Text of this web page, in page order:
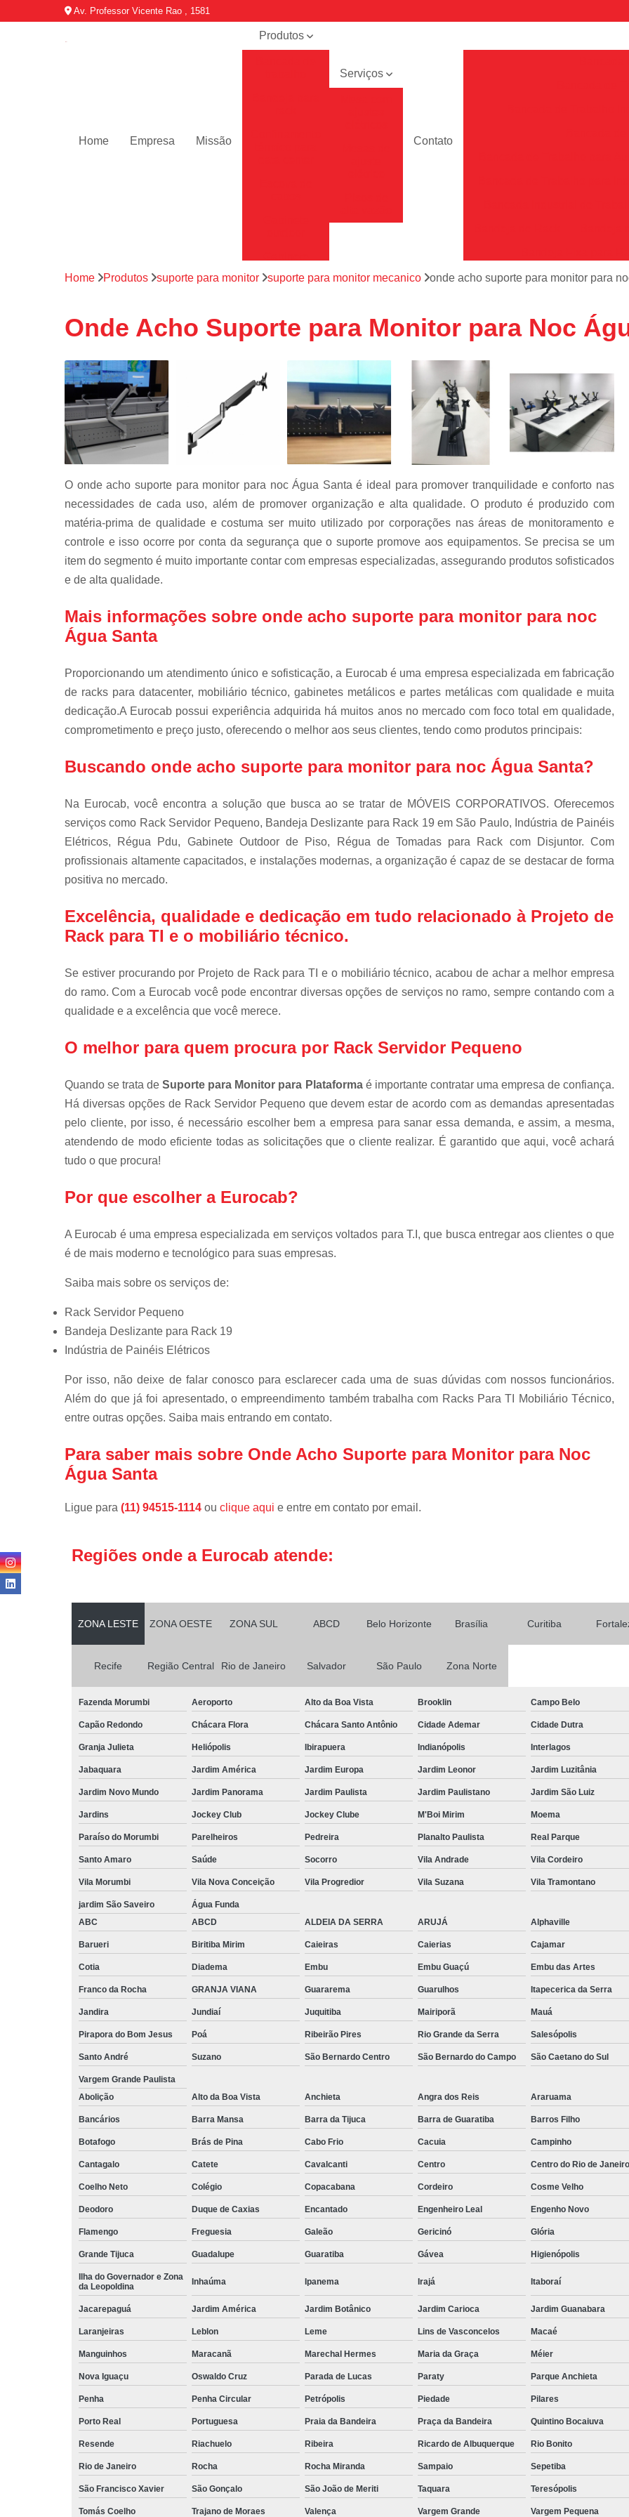
Av. Professor Vicente Rao , 1581
Home Empresa Missão
Produtos
Mobiliário
Rack para
servidor
Racks para
data center
Régua de
tomadas
Régua pdu
Suporte para
Serviços
Contato
Bandeja para
Bandeja Rack 19
Confinamento
Confinamento
Confinamento
Confinamento
Confinamento
Confinamento
Confinamento
Confinamento
Confinamento
Confinamento
Confinamento
Escova
Escova de
Escova de
Escova
Escova para Passagem
Escova Passa Cabos Inteiriça
Escova Passa Cabos
Gabinete
Gabinete Outdoor com
Gabinete Outdoor
Gabinete Outdoor
Gabinete
Gabinete Telecom
Gabinete Telecom Parede
Mdc Mini Data Center
Mini Data Center Ti
Mobiliário
Mobiliário
Mobiliário
Rack Servidor Refrigerado
Rack Data Center
Rack Metálico de Data
Rack Metálico
Rack Servidor Data
Régua de 8
Régua de Tomadas 32
Régua de
Régua de Tomadas
Pdu Régua de
Régua Pdu Gerenciável
Régua Pdu Nacional
Régua Tomada Pdu
Suporte para Monitor
Suporte para Monitor
Suporte para
Suporte para
Suporte para Monitor para
Suporte para Monitor para
Home Produtos suporte para monitor suporte para monitor mecanico onde acho suporte para monitor para
Onde Acho Suporte para Monitor para Noc
O onde acho suporte para monitor para noc Água Santa é ideal para promover tranquilidade e conforto nas
necessidades de cada uso, além de promover organização e alta qualidade. O produto é produzido com
matéria-prima de qualidade e costuma ser muito utilizado por corporações nas áreas de monitoramento e
controle e isso ocorre por conta da segurança que o suporte promove aos equipamentos. Se precisa se um
item do segmento é muito importante contar com empresas especializadas, assegurando produtos sofisticados
e de alta qualidade.
Mais informações sobre onde acho suporte para monitor para noc
Água Santa
Proporcionando um atendimento único e sofisticação, a Eurocab é uma empresa especializada em fabricação
de racks para datacenter, mobiliário técnico, gabinetes metálicos e partes metálicas com qualidade e muita
dedicação.A Eurocab possui experiência adquirida há muitos anos no mercado com foco total em qualidade,
comprometimento e preço justo, oferecendo o melhor aos seus clientes, tendo como produtos principais:
Buscando onde acho suporte para monitor para noc Água Santa?
Na Eurocab, você encontra a solução que busca ao se tratar de MÓVEIS CORPORATIVOS. Oferecemos
serviços como Rack Servidor Pequeno, Bandeja Deslizante para Rack 19 em São Paulo, Indústria de Painéis
Elétricos, Régua Pdu, Gabinete Outdoor de Piso, Régua de Tomadas para Rack com Disjuntor. Com
profissionais altamente capacitados, e instalações modernas, a organização é capaz de se destacar de forma
positiva no mercado.
Excelência, qualidade e dedicação em tudo relacionado à Projeto de
Rack para TI e o mobiliário técnico.
Se estiver procurando por Projeto de Rack para TI e o mobiliário técnico, acabou de achar a melhor empresa
do ramo. Com a Eurocab você pode encontrar diversas opções de serviços no ramo, sempre contando com a
qualidade e a excelência que você merece.
O melhor para quem procura por Rack Servidor Pequeno
Quando se trata deSuporte para Monitor para Plataformaé importante contratar uma empresa de confiança.
Há diversas opções de Rack Servidor Pequeno que devem estar de acordo com as demandas apresentadas
pelo cliente, por isso, é necessário escolher bem a empresa para sanar essa demanda, e assim, a mesma,
atendendo de modo eficiente todas as solicitações que o cliente realizar. É garantido que aqui, você achará
tudo o que procura!
Por que escolher a Eurocab?
A Eurocab é uma empresa especializada em serviços voltados para T.I, que busca entregar aos clientes o que
é de mais moderno e tecnológico para suas empresas.
Saiba mais sobre os serviços de:
Rack Servidor Pequeno
Bandeja Deslizante para Rack 19
Indústria de Painéis Elétricos
Por isso, não deixe de falar conosco para esclarecer cada uma de suas dúvidas com nossos funcionários.
Além do que já foi apresentado, o empreendimento também trabalha com Racks Para TI Mobiliário Técnico,
entre outras opções. Saiba mais entrando em contato.
Para saber mais sobre Onde Acho Suporte para Monitor para Noc
Água Santa
Ligue para (11) 94515-1114 ou clique aqui e entre em contato por email.
Regiões onde a Eurocab atende:
ZONA LESTE ZONA OESTE ZONA SUL ABCD Belo Horizonte Brasília Curitiba
Recife Região Central Rio de Janeiro Salvador São Paulo Zona Norte
Fazenda Morumbi Aeroporto Alto da Boa Vista Brooklin Campo Belo
Capão Redondo Chácara Flora Chácara Santo Antônio Cidade Ademar Cidade Dutra
Granja Julieta Heliópolis Ibirapuera Indianópolis Interlagos
Jabaquara Jardim América Jardim Europa Jardim Leonor Jardim Luzitânia
Jardim Novo Mundo Jardim Panorama Jardim Paulista Jardim Paulistano Jardim São Luiz
Jardins Jockey Club Jockey Clube M'Boi Mirim Moema
Paraíso do Morumbi Parelheiros Pedreira Planalto Paulista Real Parque
Santo Amaro Saúde Socorro Vila Andrade Vila Cordeiro
Vila Morumbi Vila Nova Conceição Vila Progredior Vila Suzana Vila Tramontano
jardim São Saveiro
Água Funda
ABC
ABCD ALDEIA DA SERRA ARUJÁ Alphaville
Barueri Biritiba Mirim Caieiras Caierias Cajamar
Cotia Diadema Embu Embu Guaçú Embu das Artes
Franco da Rocha GRANJA VIANA Guararema Guarulhos Itapecerica da Serra
Jandira Jundiaí Juquitiba Mairiporã Mauá
Pirapora do Bom Jesus Poá Ribeirão Pires Rio Grande da Serra Salesópolis
Santo André Suzano São Bernardo Centro São Bernardo do Campo São Caetano do Sul
Vargem Grande Paulista
Abolição
Alto da Boa Vista Anchieta Angra dos Reis Araruama
Bancários Barra Mansa Barra da Tijuca Barra de Guaratiba Barros Filho
Botafogo Brás de Pina Cabo Frio Cacuia Campinho
Cantagalo Catete Cavalcanti Centro Centro do Rio de Janeiro
Coelho Neto Colégio Copacabana Cordeiro Cosme Velho
Deodoro Duque de Caxias Encantado Engenheiro Leal Engenho Novo
Flamengo Freguesia Galeão Gericinó Glória
Grande Tijuca Guadalupe Guaratiba Gávea Higienópolis
Ilha do Governador e Zona
da Leopoldina
Inhaúma Ipanema Irajá Itaboraí
Jacarepaguá Jardim América Jardim Botânico Jardim Carioca Jardim Guanabara
Laranjeiras Leblon Leme Lins de Vasconcelos Macaé
Manguinhos Maracanã Marechal Hermes Maria da Graça Méier
Nova Iguaçu Oswaldo Cruz Parada de Lucas Paraty Parque Anchieta
Penha Penha Circular Petrópolis Piedade Pilares
Porto Real Portuguesa Praia da Bandeira Praça da Bandeira Quintino Bocaiuva
Resende Riachuelo Ribeira Ricardo de Albuquerque Rio Bonito
Rio de Janeiro Rocha Rocha Miranda Sampaio Sepetiba
São Francisco Xavier São Gonçalo São João de Meriti Taquara Teresópolis
Tomás Coelho Trajano de Moraes Valença Vargem Grande Vargem Pequena